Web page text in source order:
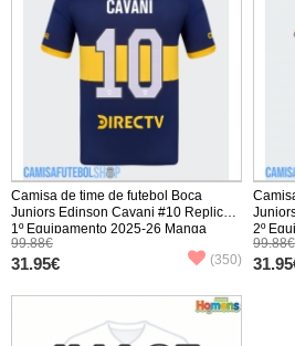
Camisa de time de futebol Boca
Juniors Edinson Cavani #10 Replicas
1º Equipamento 2025-26 Manga
Curta
99.88€
31.95€ (350)
2º
Curta
99.88€